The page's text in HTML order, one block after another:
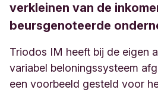
verkleinen van de
beursgenoteerde
Triodos IM heeft bij de eigen
variabel beloningssysteem
een voorbeeld gesteld voor